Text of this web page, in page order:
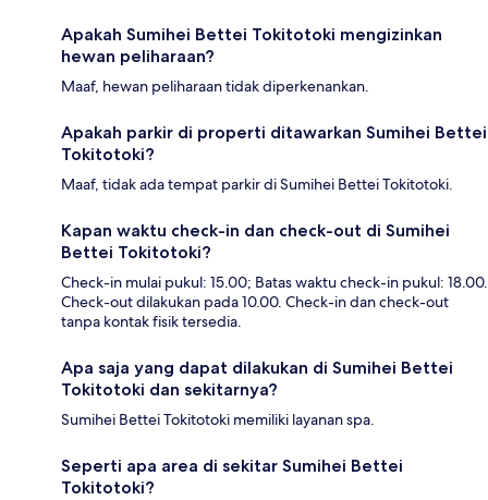
Apakah Sumihei Bettei Tokitotoki mengizinkan
hewan peliharaan?
Maaf, hewan peliharaan tidak diperkenankan.
Apakah parkir di properti ditawarkan Sumihei Bettei
Tokitotoki?
Maaf, tidak ada tempat parkir di Sumihei Bettei Tokitotoki.
Kapan waktu check-in dan check-out di Sumihei
Bettei Tokitotoki?
Check-in mulai pukul: 15.00; Batas waktu check-in pukul: 18.00.
Check-out dilakukan pada 10.00. Check-in dan check-out
tanpa kontak fisik tersedia.
Apa saja yang dapat dilakukan di Sumihei Bettei
Tokitotoki dan sekitarnya?
Sumihei Bettei Tokitotoki memiliki layanan spa.
Seperti apa area di sekitar Sumihei Bettei
Tokitotoki?